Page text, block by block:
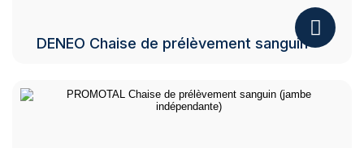
DENEO Chaise de prélèvement sanguin
produit